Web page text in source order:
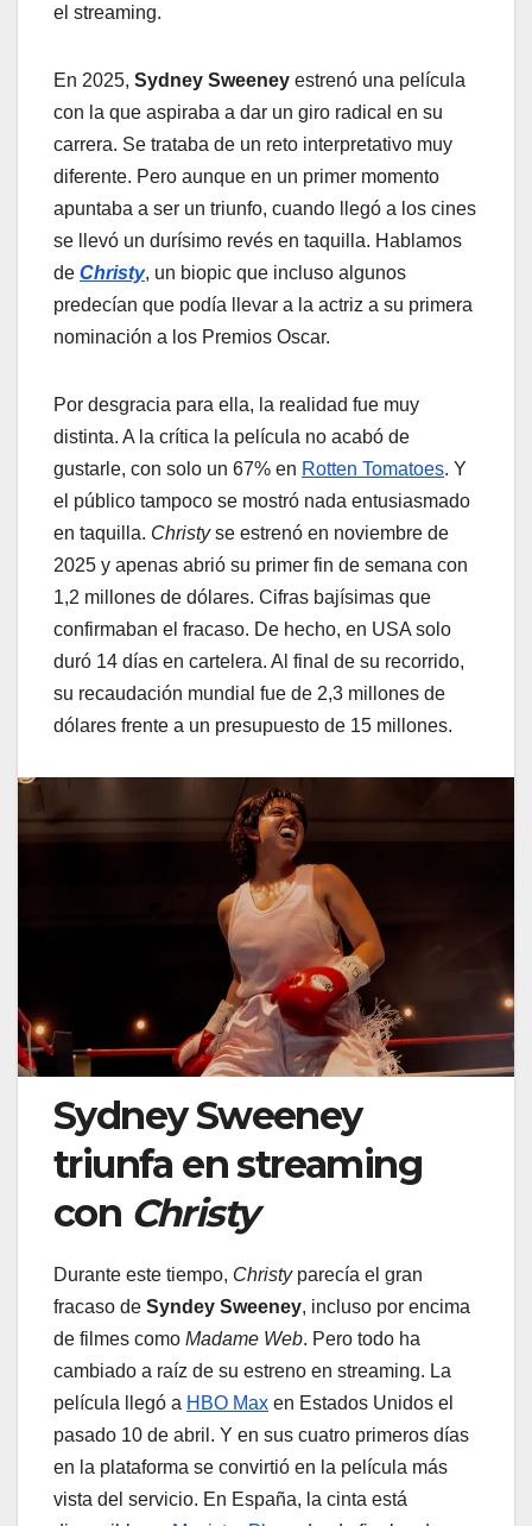
el streaming.
En 2025, Sydney Sweeney estrenó una película
con la que aspiraba a dar un giro radical en su
carrera. Se trataba de un reto interpretativo muy
diferente. Pero aunque en un primer momento
apuntaba a ser un triunfo, cuando llegó a los cines
se llevó un durísimo revés en taquilla. Hablamos
de Christy, un biopic que incluso algunos
predecían que podía llevar a la actriz a su primera
nominación a los Premios Oscar.
Por desgracia para ella, la realidad fue muy
distinta. A la crítica la película no acabó de
gustarle, con solo un 67% en Rotten Tomatoes. Y
el público tampoco se mostró nada entusiasmado
en taquilla. Christyse estrenó en noviembre de
2025 y apenas abrió su primer fin de semana con
1,2 millones de dólares. Cifras bajísimas que
confirmaban el fracaso. De hecho, en USA solo
duró 14 días en cartelera. Al final de su recorrido,
su recaudación mundial fue de 2,3 millones de
dólares frente a un presupuesto de 15 millones.
Sydney Sweeney
triunfa en streaming
con Christy
Durante este tiempo, Christyparecía el gran
fracaso de Syndey Sweeney, incluso por encima
de filmes como Madame Web. Pero todo ha
cambiado a raíz de su estreno en streaming. La
película llegó a HBO Max en Estados Unidos el
pasado 10 de abril. Y en sus cuatro primeros días
en la plataforma se convirtió en la película más
vista del servicio. En España, la cinta está